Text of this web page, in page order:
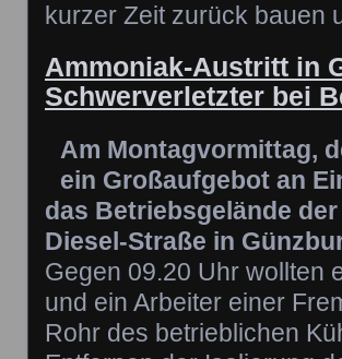
kurzer Zeit zurück bauen
Ammoniak-Austritt in
Schwerverletzter bei
Am Montagvormittag,
ein Großaufgebot an
das Betriebsgelände
Diesel-Straße in
Gegen 09.20 Uhr wollten
und ein Arbeiter einer
Rohr des betrieblichen